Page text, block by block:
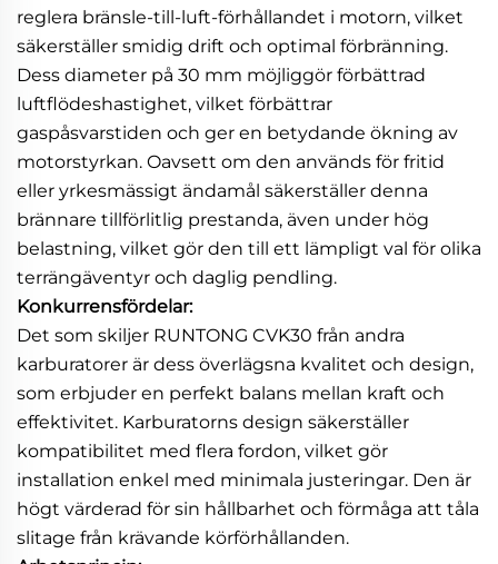
reglera bränsle-till-luft-förhållandet i motorn, vilket
säkerställer smidig drift och optimal förbränning.
Dess diameter på 30 mm möjliggör förbättrad
luftflödeshastighet, vilket förbättrar
gaspåsvarstiden och ger en betydande ökning av
motorstyrkan. Oavsett om den används för fritid
eller yrkesmässigt ändamål säkerställer denna
brännare tillförlitlig prestanda, även under hög
belastning, vilket gör den till ett lämpligt val för olika
terrängäventyr och daglig pendling.
Konkurrensfördelar:
Det som skiljer RUNTONG CVK30 från andra
karburatorer är dess överlägsna kvalitet och design,
som erbjuder en perfekt balans mellan kraft och
effektivitet. Karburatorns design säkerställer
kompatibilitet med flera fordon, vilket gör
installation enkel med minimala justeringar. Den är
högt värderad för sin hållbarhet och förmåga att tåla
slitage från krävande körförhållanden.